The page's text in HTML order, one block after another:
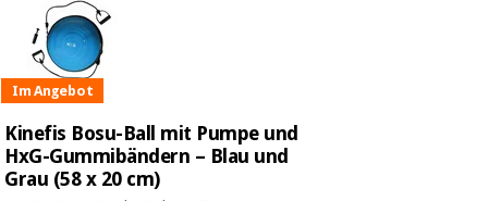
Im Angebot
Kinefis Bosu-Ball mit Pumpe und
HxG-Gummibändern – Blau und
Grau (58 x 20 cm)